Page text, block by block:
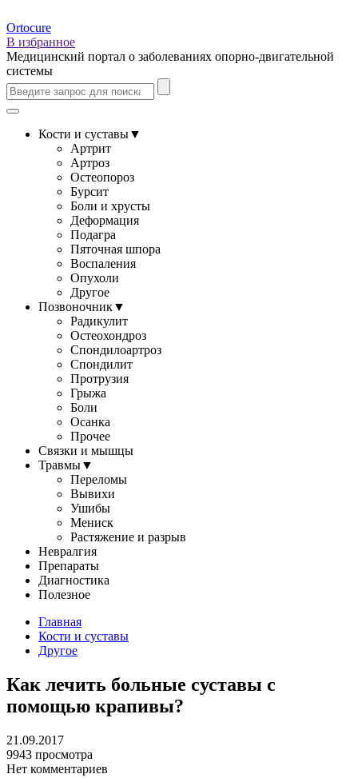
Ortocure
В избранное
Медицинский портал о заболеваниях опорно-двигательной
системы
Кости и суставы▼
Артрит
Артроз
Остеопороз
Бурсит
Боли и хрусты
Деформация
Подагра
Пяточная шпора
Воспаления
Опухоли
Другое
Позвоночник▼
Радикулит
Остеохондроз
Спондилоартроз
Спондилит
Протрузия
Грыжа
Боли
Осанка
Прочее
Связки и мышцы
Травмы▼
Переломы
Вывихи
Ушибы
Мениск
Растяжение и разрыв
Невралгия
Препараты
Диагностика
Полезное
Главная
Кости и суставы
Другое
Как лечить больные суставы с
помощью крапивы?
21.09.2017
9943 просмотра
Нет комментариев